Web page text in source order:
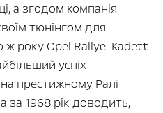
а згодом компанія
тюнінгом для
ж року Opel Rallye-Kadett
успіх —
престижному Ралі
за 1968 рік доводить,